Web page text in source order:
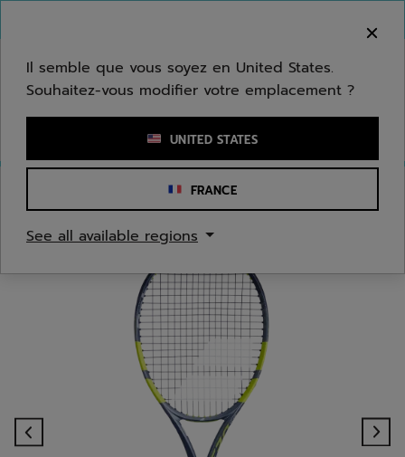
Saisir un mot clé ou un numéro d'article
Il semble que vous soyez en United States.
Souhaitez-vous modifier votre emplacement ?
UNITED STATES
FRANCE
See all available regions